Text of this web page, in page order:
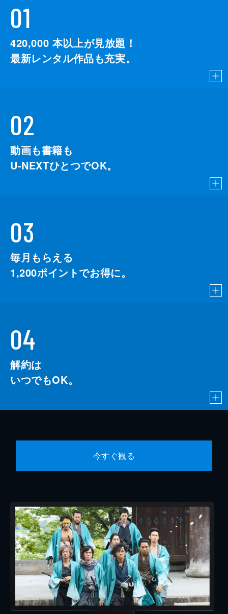
01
420,000 本以上が見放題！
最新レンタル作品も充実。
02
動画も書籍も
U-NEXTひとつでOK。
03
毎月もらえる
1,200ポイントでお得に。
04
解約は
いつでもOK。
今すぐ観る